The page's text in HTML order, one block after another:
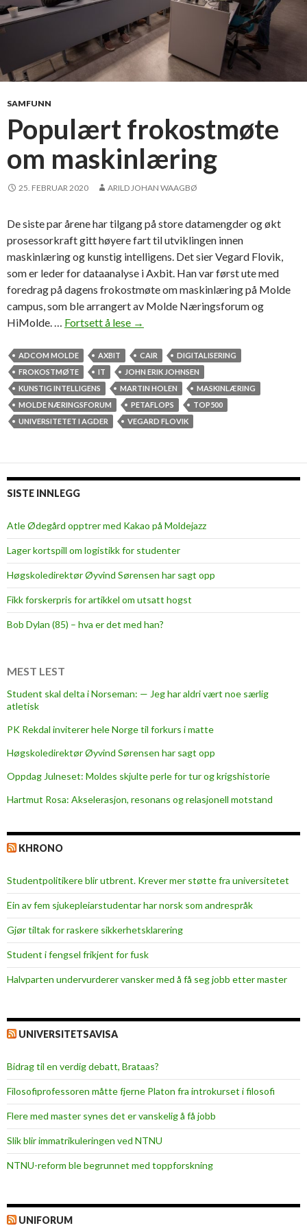
SAMFUNN
Populært frokostmøte
om maskinlæring
25. FEBRUAR 2020 ARILD JOHAN WAAGBØ
De siste par årene har tilgang på store datamengder og økt
prosessorkraft gitt høyere fart til utviklingen innen
maskinlæring og kunstig intelligens. Det sier Vegard Flovik,
som er leder for dataanalyse i Axbit. Han var først ute med
foredrag på dagens frokostmøte om maskinlæring på Molde
campus, som ble arrangert av Molde Næringsforum og
HiMolde. … Fortsett å lese P
p
u
l
æ
r
o
s
t
ø
t
s
i
n
æ
r
n
→
ADCOM MOLDE AXBIT CAIR
DIGITALISERING
FROKOSTMØTE
IT
JOHN ERIK JOHNSEN
KUNSTIG INTELLIGENS
MARTIN HOLEN
MASKINLÆRING
MOLDE NÆRINGSFORUM
PETAFLOPS
TOP500
UNIVERSITETET I AGDER
VEGARD FLOVIK
SISTE INNLEGG
Atle Ødegård opptrer med Kakao på Moldejazz
Lager kortspill om logistikk for studenter
Høgskoledirektør Øyvind Sørensen har sagt opp
Fikk forskerpris for artikkel om utsatt hogst
Bob Dylan (85) – hva er det med han?
MEST LEST
Student skal delta i Norseman: — Jeg har aldri vært noe særlig
atletisk
PK Rekdal inviterer hele Norge til forkurs i matte
Høgskoledirektør Øyvind Sørensen har sagt opp
Oppdag Julneset: Moldes skjulte perle for tur og krigshistorie
Hartmut Rosa: Akselerasjon, resonans og relasjonell motstand
KHRONO
Studentpolitikere blir utbrent. Krever mer støtte fra universitetet
Ein av fem sjukepleiar­studentar har norsk som andrespråk
Gjør tiltak for raskere sikkerhets­klarering
Student i fengsel frikjent for fusk
Halvparten undervurderer vansker med å få seg jobb etter master
UNIVERSITETSAVISA
Bidrag til en verdig debatt, Brataas?
Filosofiprofessoren måtte fjerne Platon fra introkurset i filosofi
Flere med master synes det er vanskelig å få jobb
Slik blir immatrikuleringen ved NTNU
NTNU-reform ble begrunnet med toppforskning
UNIFORUM